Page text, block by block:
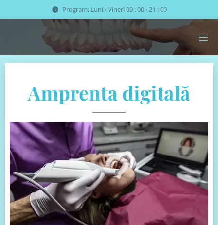
Program: Luni - Vineri 09 : 00 - 21 : 00
Amprenta digitală